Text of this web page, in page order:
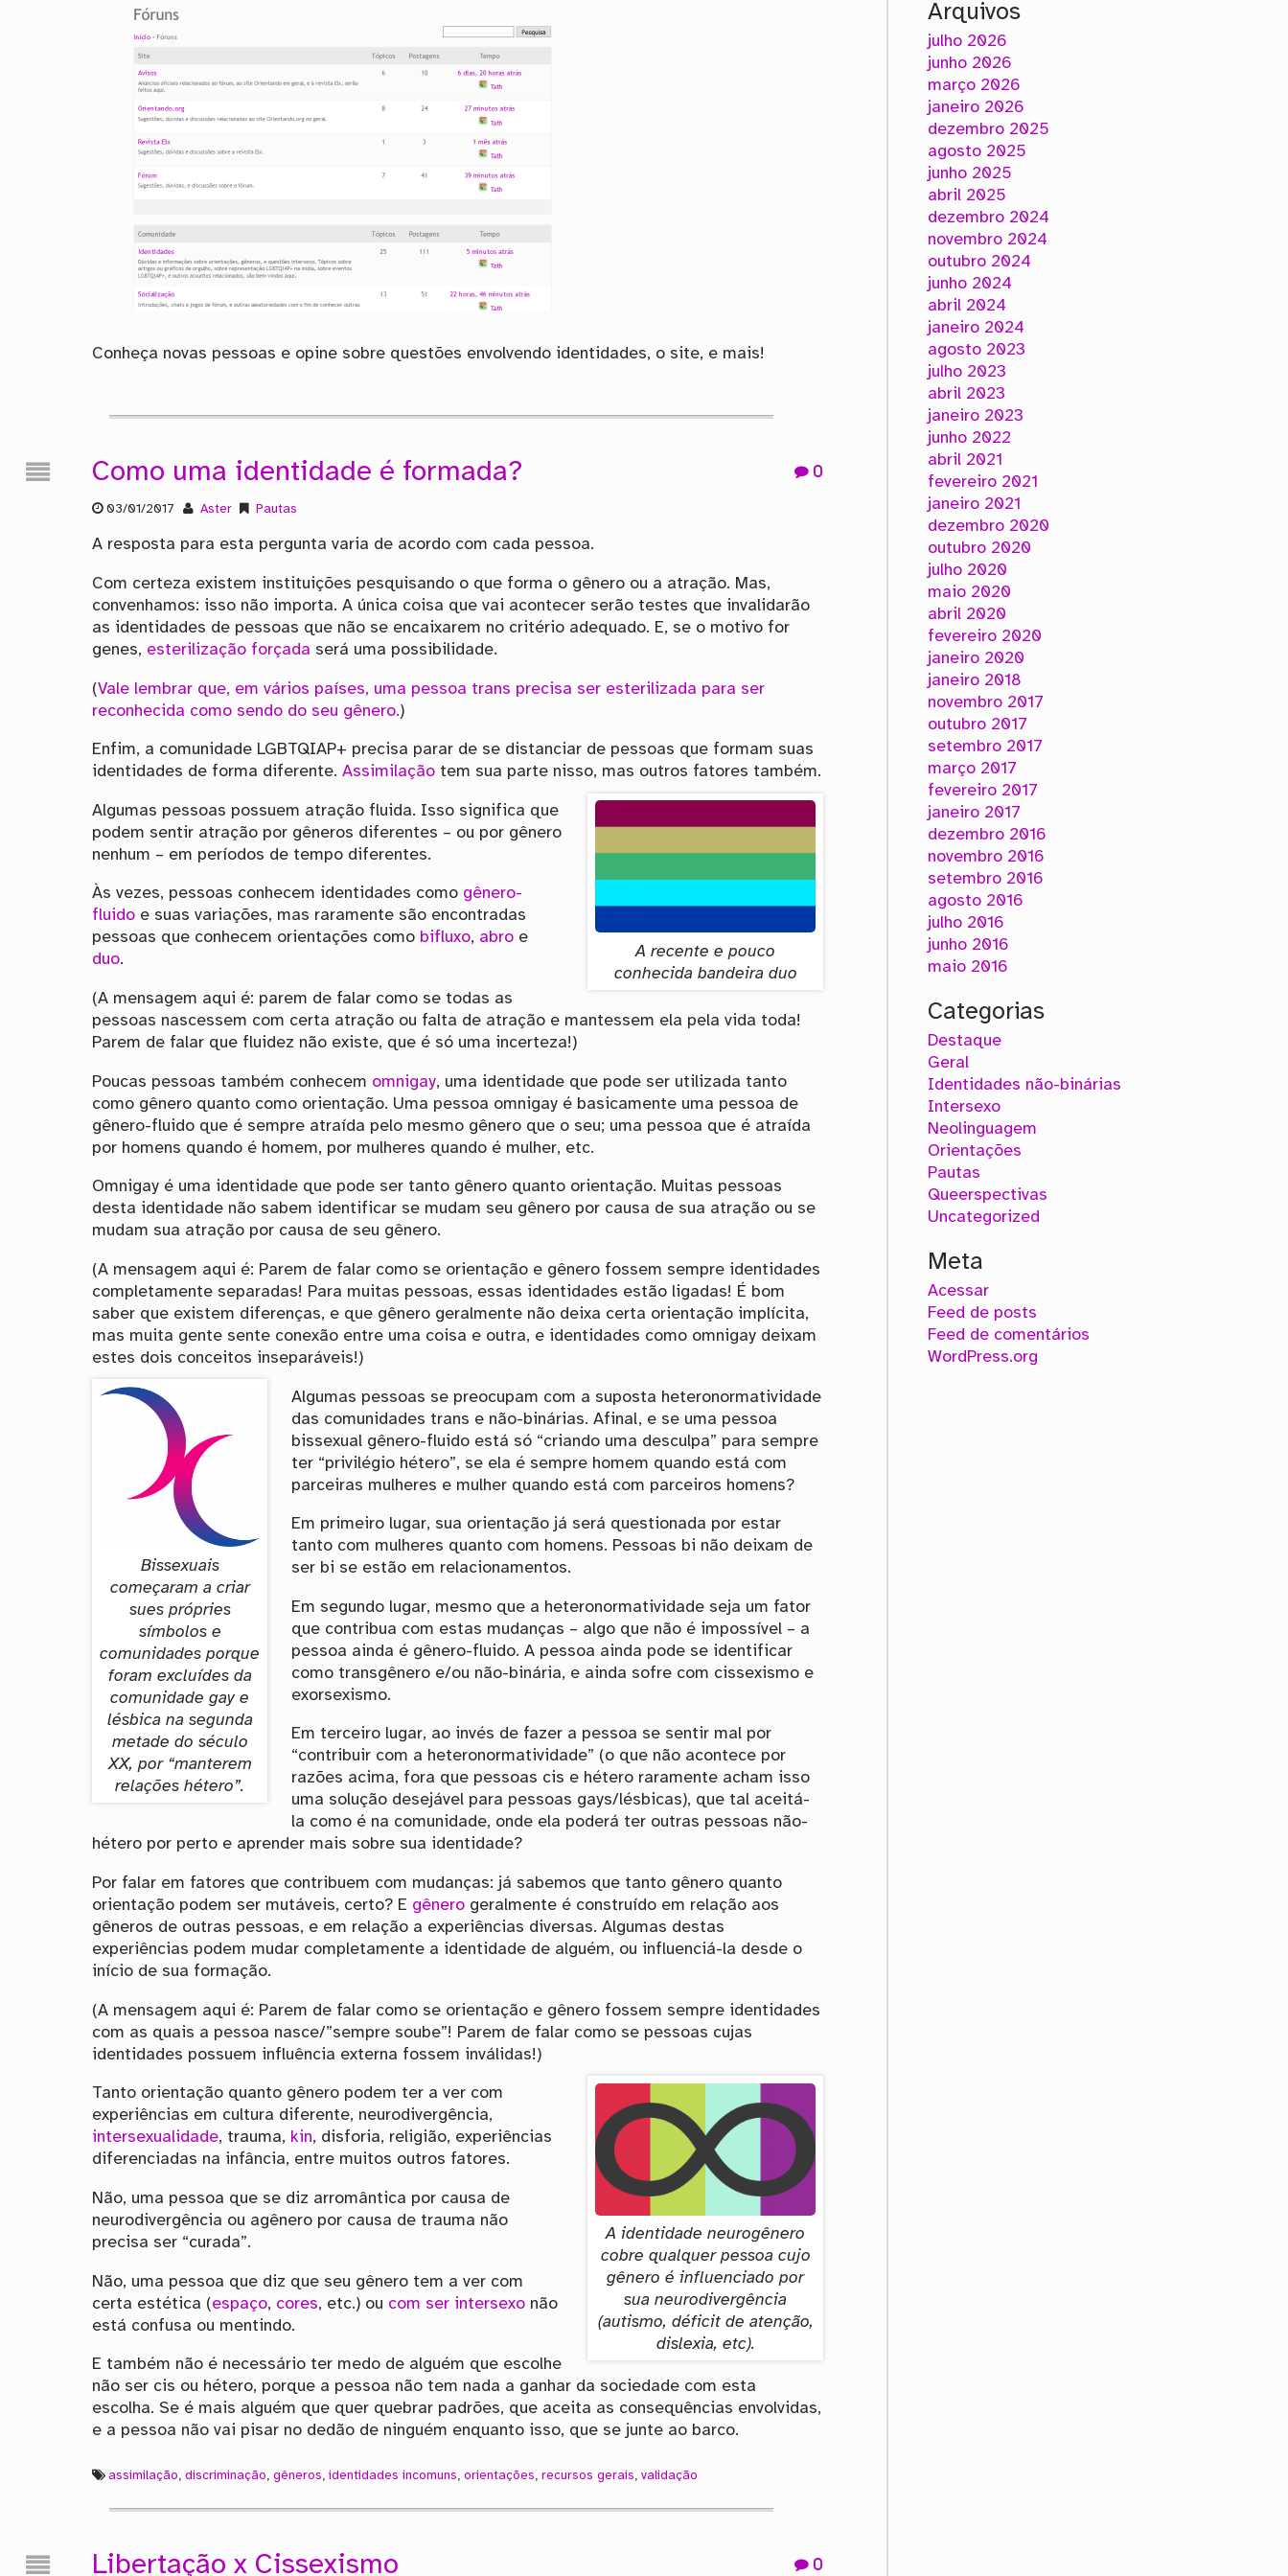
Conheça novas pessoas e opine sobre questões envolvendo identidades, o site, e mais!
Como uma identidade é formada? 0
03/01/2017 Aster Pautas
A resposta para esta pergunta varia de acordo com cada pessoa.
Com certeza existem instituições pesquisando o que forma o gênero ou a atração. Mas,
convenhamos: isso não importa. A única coisa que vai acontecer serão testes que invalidarão
as identidades de pessoas que não se encaixarem no critério adequado. E, se o motivo for
genes, esterilização forçada será uma possibilidade.
(Vale lembrar que, em vários países, uma pessoa trans precisa ser esterilizada para ser
reconhecida como sendo do seu gênero.)
Enfim, a comunidade LGBTQIAP+ precisa parar de se distanciar de pessoas que formam suas
identidades de forma diferente.Assimilação tem sua parte nisso, mas outros fatores também.
A recente e pouco
conhecida bandeira duo
Algumas pessoas possuem atração fluida. Isso significa que
podem sentir atração por gêneros diferentes – ou por gênero
nenhum – em períodos de tempo diferentes.
Às vezes, pessoas conhecem identidades como gênero-
fluido e suas variações, mas raramente são encontradas
pessoas que conhecem orientações como bifluxo, abro e
duo.
(A mensagem aqui é: parem de falar como se todas as
pessoas nascessem com certa atração ou falta de atração e mantessem ela pela vida toda!
Parem de falar que fluidez não existe, que é só uma incerteza!)
Poucas pessoas também conhecem omnigay, uma identidade que pode ser utilizada tanto
como gênero quanto como orientação. Uma pessoa omnigay é basicamente uma pessoa de
gênero-fluido que é sempre atraída pelo mesmo gênero que o seu; uma pessoa que é atraída
por homens quando é homem, por mulheres quando é mulher, etc.
Omnigay é uma identidade que pode ser tanto gênero quanto orientação. Muitas pessoas
desta identidade não sabem identificar se mudam seu gênero por causa de sua atração ou se
mudam sua atração por causa de seu gênero.
(A mensagem aqui é: Parem de falar como se orientação e gênero fossem sempre identidades
completamente separadas! Para muitas pessoas, essas identidades estão ligadas! É bom
saber que existem diferenças, e que gênero geralmente não deixa certa orientação implícita,
mas muita gente sente conexão entre uma coisa e outra, e identidades como omnigay deixam
estes dois conceitos inseparáveis!)
Bissexuais
começaram a criar
sues própries
símbolos e
comunidades porque
foram excluídes da
comunidade gay e
lésbica na segunda
metade do século
XX, por “manterem
relações hétero”.
Algumas pessoas se preocupam com a suposta heteronormatividade
das comunidades trans e não-binárias. Afinal, e se uma pessoa
bissexual gênero-fluido está só “criando uma desculpa” para sempre
ter “privilégio hétero”, se ela é sempre homem quando está com
parceiras mulheres e mulher quando está com parceiros homens?
Em primeiro lugar, sua orientação já será questionada por estar
tanto com mulheres quanto com homens. Pessoas bi não deixam de
ser bi se estão em relacionamentos.
Em segundo lugar, mesmo que a heteronormatividade seja um fator
que contribua com estas mudanças – algo que não é impossível – a
pessoa ainda é gênero-fluido. A pessoa ainda pode se identificar
como transgênero e/ou não-binária, e ainda sofre com cissexismo e
exorsexismo.
Em terceiro lugar, ao invés de fazer a pessoa se sentir mal por
“contribuir com a heteronormatividade” (o que não acontece por
razões acima, fora que pessoas cis e hétero raramente acham isso
uma solução desejável para pessoas gays/lésbicas), que tal aceitá-
la como é na comunidade, onde ela poderá ter outras pessoas não-
hétero por perto e aprender mais sobre sua identidade?
Por falar em fatores que contribuem com mudanças: já sabemos que tanto gênero quanto
orientação podem ser mutáveis, certo? E gênero geralmente é construído em relação aos
gêneros de outras pessoas, e em relação a experiências diversas. Algumas destas
experiências podem mudar completamente a identidade de alguém, ou influenciá-la desde o
início de sua formação.
(A mensagem aqui é: Parem de falar como se orientação e gênero fossem sempre identidades
com as quais a pessoa nasce/”sempre soube”! Parem de falar como se pessoas cujas
identidades possuem influência externa fossem inválidas!)
A identidade neurogênero
cobre qualquer pessoa cujo
gênero é influenciado por
sua neurodivergência
(autismo, déficit de atenção,
dislexia, etc).
Tanto orientação quanto gênero podem ter a ver com
experiências em cultura diferente, neurodivergência,
intersexualidade, trauma, kin, disforia, religião, experiências
diferenciadas na infância, entre muitos outros fatores.
Não, uma pessoa que se diz arromântica por causa de
neurodivergência ou agênero por causa de trauma não
precisa ser “curada”.
Não, uma pessoa que diz que seu gênero tem a ver com
certa estética (espaço, cores, etc.) ou com ser intersexo não
está confusa ou mentindo.
E também não é necessário ter medo de alguém que escolhe
não ser cis ou hétero, porque a pessoa não tem nada a ganhar da sociedade com esta
escolha. Se é mais alguém que quer quebrar padrões, que aceita as consequências envolvidas,
e a pessoa não vai pisar no dedão de ninguém enquanto isso, que se junte ao barco.
assimilação,discriminação,gêneros,identidades incomuns,orientações,recursos gerais,validação
Libertação x Cissexismo 0
Arquivos
julho 2026
junho 2026
março 2026
janeiro 2026
dezembro 2025
agosto 2025
junho 2025
abril 2025
dezembro 2024
novembro 2024
outubro 2024
junho 2024
abril 2024
janeiro 2024
agosto 2023
julho 2023
abril 2023
janeiro 2023
junho 2022
abril 2021
fevereiro 2021
janeiro 2021
dezembro 2020
outubro 2020
julho 2020
maio 2020
abril 2020
fevereiro 2020
janeiro 2020
janeiro 2018
novembro 2017
outubro 2017
setembro 2017
março 2017
fevereiro 2017
janeiro 2017
dezembro 2016
novembro 2016
setembro 2016
agosto 2016
julho 2016
junho 2016
maio 2016
Categorias
Destaque
Geral
Identidades não-binárias
Intersexo
Neolinguagem
Orientações
Pautas
Queerspectivas
Uncategorized
Meta
Acessar
Feed de posts
Feed de comentários
WordPress.org